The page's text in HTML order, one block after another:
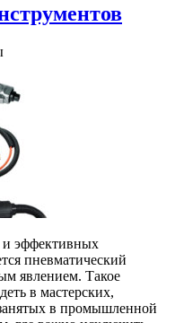
и эффективных
пневматический
явлением. Такое
в мастерских,
в промышленной